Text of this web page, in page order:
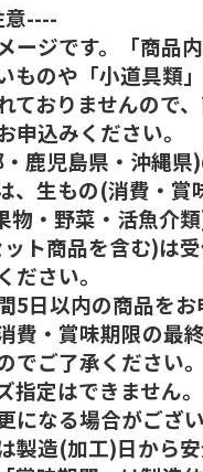
意----
ージです。「商品
ものや「小道具類
ておりませんので
申込みください。
鹿児島県・沖縄県
、生もの(消費・賞
・野菜・活魚介類
ト商品を含む)は
ださい。
5日以内の商品をお
費・賞味期限の最
でご了承ください。
指定はできません
になる場合がござい
製造(加工)日から